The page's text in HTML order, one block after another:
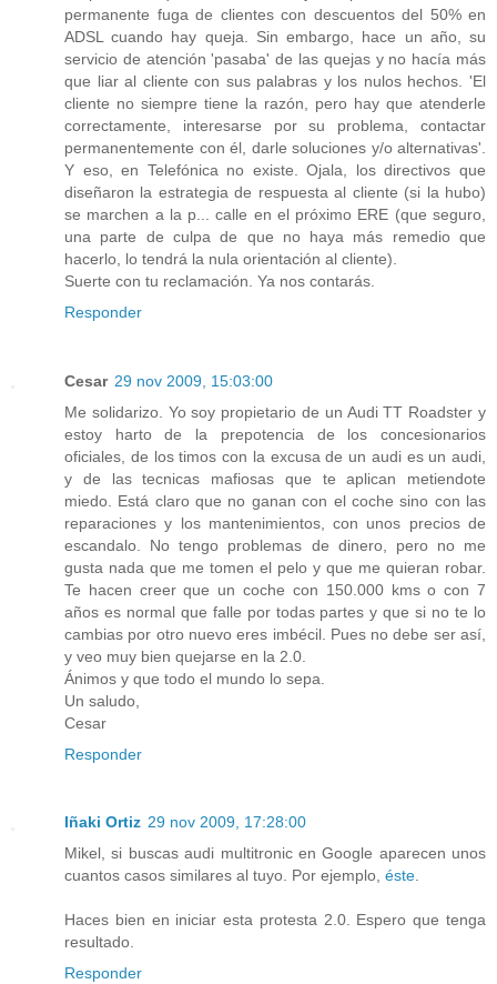
permanente fuga de clientes con descuentos del 50% en
ADSL cuando hay queja. Sin embargo, hace un año, su
servicio de atención 'pasaba' de las quejas y no hacía más
que liar al cliente con sus palabras y los nulos hechos. 'El
cliente no siempre tiene la razón, pero hay que atenderle
correctamente, interesarse por su problema, contactar
permanentemente con él, darle soluciones y/o alternativas'.
Y eso, en Telefónica no existe. Ojala, los directivos que
diseñaron la estrategia de respuesta al cliente (si la hubo)
se marchen a la p... calle en el próximo ERE (que seguro,
una parte de culpa de que no haya más remedio que
hacerlo, lo tendrá la nula orientación al cliente).
Suerte con tu reclamación. Ya nos contarás.
Responder
Cesar 29 nov 2009, 15:03:00
Me solidarizo. Yo soy propietario de un Audi TT Roadster y
estoy harto de la prepotencia de los concesionarios
oficiales, de los timos con la excusa de un audi es un audi,
y de las tecnicas mafiosas que te aplican metiendote
miedo. Está claro que no ganan con el coche sino con las
reparaciones y los mantenimientos, con unos precios de
escandalo. No tengo problemas de dinero, pero no me
gusta nada que me tomen el pelo y que me quieran robar.
Te hacen creer que un coche con 150.000 kms o con 7
años es normal que falle por todas partes y que si no te lo
cambias por otro nuevo eres imbécil. Pues no debe ser así,
y veo muy bien quejarse en la 2.0.
Ánimos y que todo el mundo lo sepa.
Un saludo,
Cesar
Responder
Iñaki Ortiz 29 nov 2009, 17:28:00
Mikel, si buscas audi multitronic en Google aparecen unos
cuantos casos similares al tuyo. Por ejemplo, éste.
Haces bien en iniciar esta protesta 2.0. Espero que tenga
resultado.
Responder